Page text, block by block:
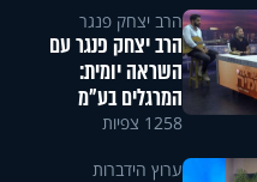
הרב יצחק פנגר
הרב יצחק פנגר עם
השראה יומית:
המרגלים בע"מ
1258 צפיות
ערוץ הידברות